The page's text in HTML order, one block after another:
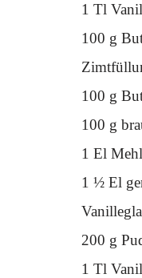
1 Tl
100 g
100 g
100 g
1 El Mehl
1 ½ El
200 g
1 Tl